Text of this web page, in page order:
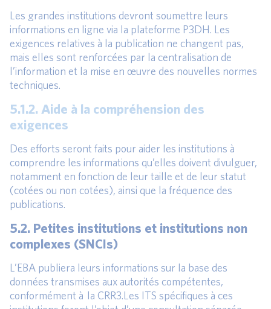
Les grandes institutions devront soumettre leurs
informations en ligne via la plateforme P3DH. Les
exigences relatives à la publication ne changent pas,
mais elles sont renforcées par la centralisation de
l’information et la mise en œuvre des nouvelles normes
techniques.
5.1.2. Aide à la compréhension des
exigences
Des efforts seront faits pour aider les institutions à
comprendre les informations qu’elles doivent divulguer,
notamment en fonction de leur taille et de leur statut
(cotées ou non cotées), ainsi que la fréquence des
publications.
5.2. Petites institutions et institutions non
complexes (SNCIs)
L’EBA publiera leurs informations sur la base des
données transmises aux autorités compétentes,
conformément à la CRR3.Les ITS spécifiques à ces